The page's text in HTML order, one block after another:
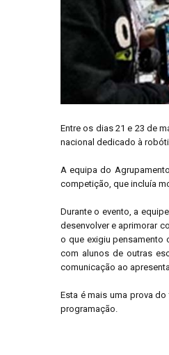
Entre os dias 21 e 23 de
nacional dedicado à
A equipa do
competição, que incluía
Durante o evento, a
desenvolver e aprimorar
o que exigiu pensamento
com alunos de outras
comunicação ao
Esta é mais uma prova
programação.